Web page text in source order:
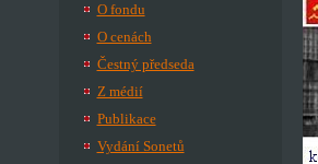
O fondu
O cenách
Čestný předseda
Z médií
Publikace
Vydání Sonetů